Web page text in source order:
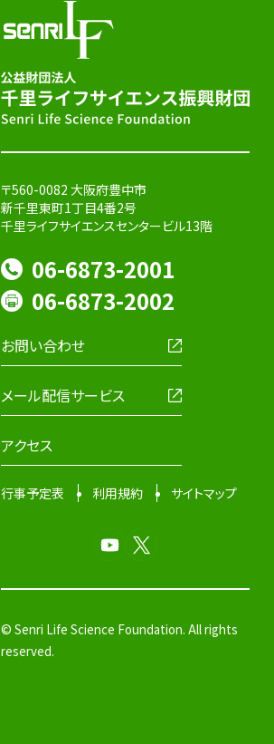
〒560-0082 大阪府豊中市
新千里東町1丁目4番2号
千里ライフサイエンスセンタービル13階
06-6873-2001
06-6873-2002
お問い合わせ
メール配信サービス
アクセス
行事予定表 利用規約 サイトマップ
© Senri Life Science Foundation. All rights
reserved.